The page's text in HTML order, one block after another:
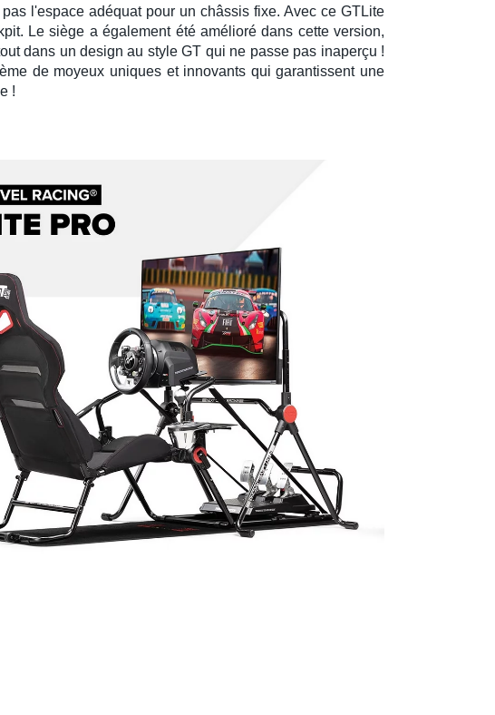
l'espace adéquat pour un châssisfixe. Avec ceGTLite
. Lesiège a également été amélioré dans cette version,
dans un design au styleGT qui ne passe pas inaperçu !
de moyeux uniques et innovants qui garantissent une
!